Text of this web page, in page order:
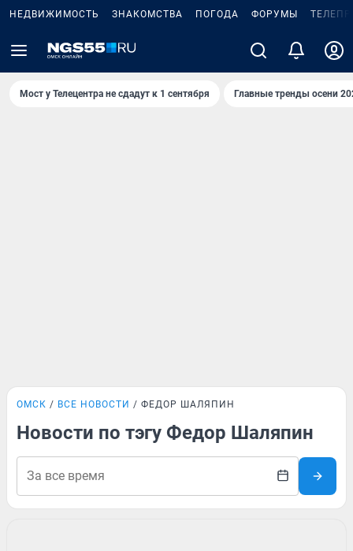
НЕДВИЖИМОСТЬ ЗНАКОМСТВА ПОГОДА ФОРУМЫ
Мост у Телецентра не сдадут к 1 сентября Главные тренды осени
ОМСК ВСЕ НОВОСТИ ФЕДОР ШАЛЯПИН
Новости по тэгу Федор Шаляпин